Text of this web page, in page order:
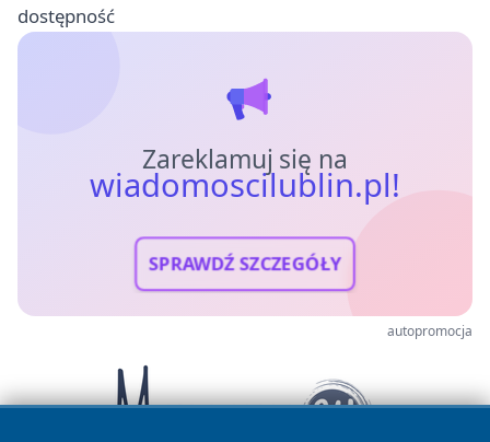
dostępność
Zareklamuj się na
wiadomoscilublin.pl!
SPRAWDŹ SZCZEGÓŁY
autopromocja